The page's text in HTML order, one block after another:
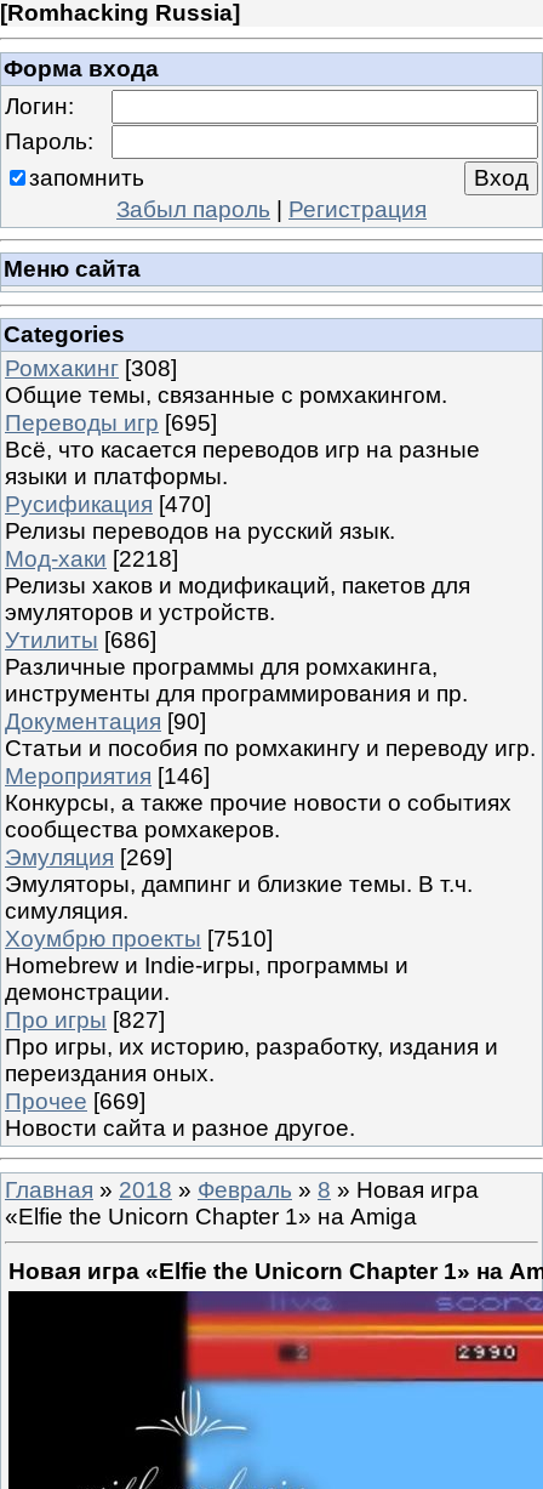
[Romhacking Russia]
Форма входа
Логин:
Пароль:
запомнить
Забыл пароль | Регистрация
Меню сайта
Categories
Ромхакинг [308]
Общие темы, связанные с ромхакингом.
Переводы игр [695]
Всё, что касается переводов игр на разные
языки и платформы.
Русификация [470]
Релизы переводов на русский язык.
Мод-хаки [2218]
Релизы хаков и модификаций, пакетов для
эмуляторов и устройств.
Утилиты [686]
Различные программы для ромхакинга,
инструменты для программирования и пр.
Документация [90]
Статьи и пособия по ромхакингу и переводу игр.
Мероприятия [146]
Конкурсы, а также прочие новости о событиях
сообщества ромхакеров.
Эмуляция [269]
Эмуляторы, дампинг и близкие темы. В т.ч.
симуляция.
Хоумбрю проекты [7510]
Homebrew и Indie-игры, программы и
демонстрации.
Про игры [827]
Про игры, их историю, разработку, издания и
переиздания оных.
Прочее [669]
Новости сайта и разное другое.
Главная » 2018 » Февраль » 8 » Новая игра
«Elfie the Unicorn Chapter 1» на Amiga
Новая игра «Elfie the Unicorn Chapter 1» на